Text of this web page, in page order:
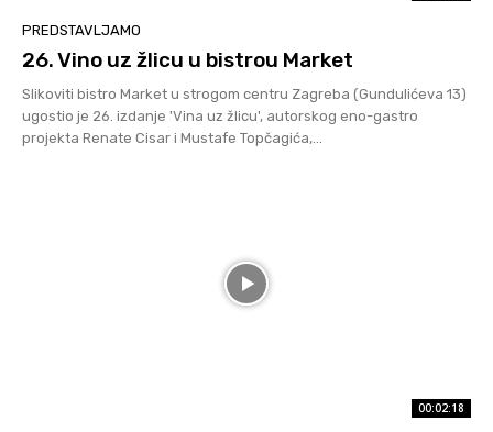
PREDSTAVLJAMO
26. Vino uz žlicu u bistrou Market
Slikoviti bistro Market u strogom centru Zagreba (Gundulićeva 13)
ugostio je 26. izdanje 'Vina uz žlicu', autorskog eno-gastro
projekta Renate Cisar i Mustafe Topčagića,...
00:02:18